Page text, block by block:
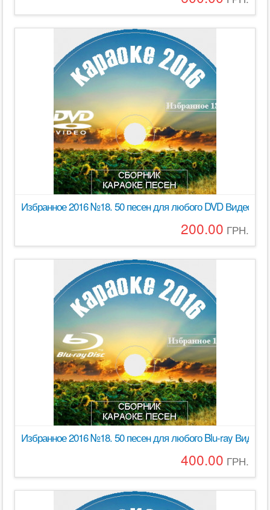
Избранное 2016 №18. 50 песен для любого DVD Видео
200.00 ГРН.
Избранное 2016 №18. 50 песен для любого Blu-ray Видео
400.00 ГРН.